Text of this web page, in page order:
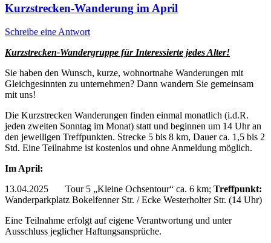
Kurzstrecken-Wanderung im April
Schreibe eine Antwort
Kurzstrecken-Wandergruppe für Interessierte jedes Alter!
Sie haben den Wunsch, kurze, wohnortnahe Wanderungen mit
Gleichgesinnten zu unternehmen? Dann wandern Sie gemeinsam
mit uns!
Die Kurzstrecken Wanderungen finden einmal monatlich (i.d.R.
jeden zweiten Sonntag im Monat) statt und beginnen um 14 Uhr an
den jeweiligen Treffpunkten. Strecke 5 bis 8 km, Dauer ca. 1,5 bis 2
Std. Eine Teilnahme ist kostenlos und ohne Anmeldung möglich.
Im April:
13.04.2025 Tour 5 „Kleine Ochsentour“ ca. 6 km; Treffpunkt:
Wanderparkplatz Bokelfenner Str. / Ecke Westerholter Str. (14 Uhr)
Eine Teilnahme erfolgt auf eigene Verantwortung und unter
Ausschluss jeglicher Haftungsansprüche.